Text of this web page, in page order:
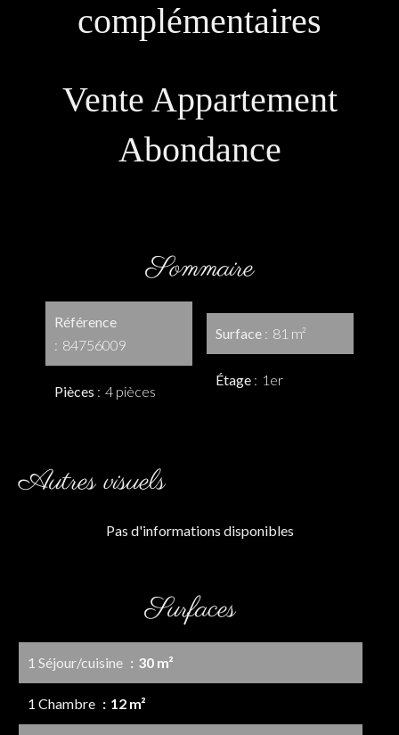
complémentaires
Vente Appartement
Abondance
Sommaire
Référence
84756009
Pièces 4 pièces
Surface 81 m²
Étage 1er
Autres visuels
Pas d'informations disponibles
Surfaces
1 Séjour/cuisine 30 m²
1 Chambre 12 m²